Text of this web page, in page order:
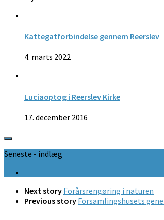
Kattegatforbindelse gennem Reerslev
4. marts 2022
Luciaoptog i Reerslev Kirke
17. december 2016
Seneste - indlæg
Next story Forårsrengøring i naturen
Previous story Forsamlingshusets